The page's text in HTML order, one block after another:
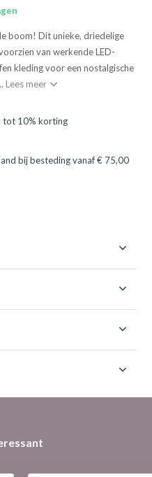
boom! Dit unieke, driedelige
van werkende LED-
kleding voor een nostalgische
Lees meer
tot 10% korting
bij besteding vanaf € 75,00